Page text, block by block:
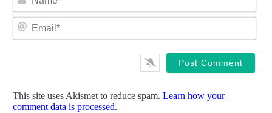
This site uses Akismet to reduce spam. Learn how your
comment data is processed.